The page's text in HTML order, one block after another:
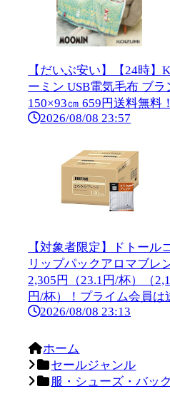
【だいぶ安い】【24時】
ーミン USB電気毛布 ブラ
150×93㎝ 659円送料無料
2026/08/08 23:57
【対象者限定】ドトール
リップパックアロマブレ
2,305円（23.1円/杯）（
円/杯）！プライム会員は
2026/08/08 23:13
ホーム
セールジャンル
服・シューズ・バッ